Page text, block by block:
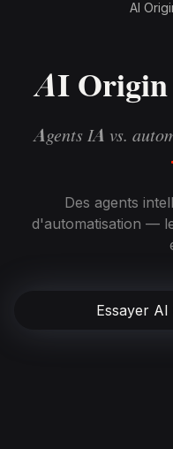
AI
AI Origin
Agents IA vs.
Des agents
d'automatisation —
Essayer